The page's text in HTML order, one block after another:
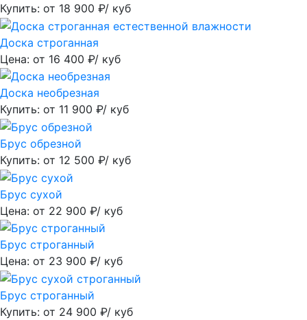
Купить: от 18 900 ₽/ куб
Доска строганная
Цена: от 16 400 ₽/ куб
Доска необрезная
Купить: от 11 900 ₽/ куб
Брус обрезной
Купить: от 12 500 ₽/ куб
Брус сухой
Цена: от 22 900 ₽/ куб
Брус строганный
Цена: от 23 900 ₽/ куб
Брус строганный
Купить: от 24 900 ₽/ куб